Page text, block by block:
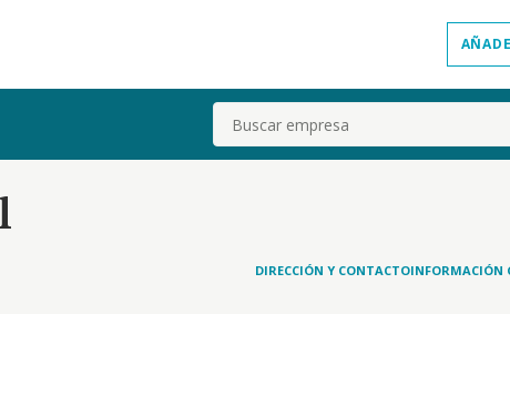
Buscar
DIRECCIÓN Y CONTACTOINFORMACIÓN